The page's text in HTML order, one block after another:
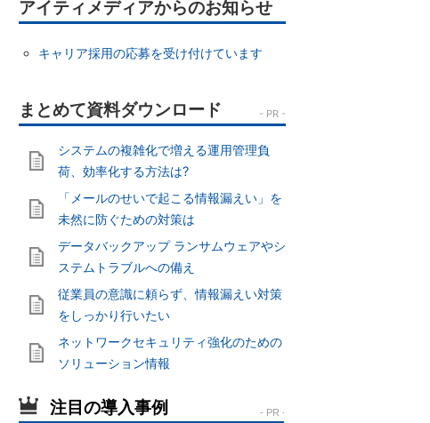
アイティメディアからのお知らせ
キャリア採用の応募を受け付けています
システムの複雑化で増える運用管理負
荷、効率化する方法は?
「メールのせいで起こる情報漏えい」を
未然に防ぐための対策は
データバックアップ ランサムウェアやシ
ステムトラブルへの備え
従業員の意識に頼らず、情報漏えい対策
をしっかり行いたい
ネットワークセキュリティ強化のための
ソリューション情報